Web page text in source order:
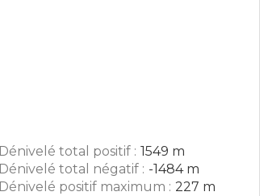
Dénivelé total positif : 1549 m
Dénivelé total négatif : -1484 m
Dénivelé positif maximum : 227 m